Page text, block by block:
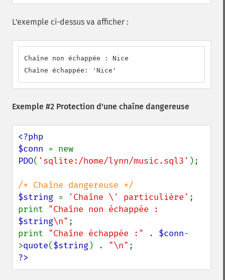
L'exemple ci-dessus va afficher :
Chaîne non échappée : Nice
Chaîne échappée: 'Nice'
Exemple #2 Protection d'une chaîne dangereuse
<?php
$conn
PDO( 'sqlite:/home/lynn/music.sql3' );
$string = 'Chaîne \' particulière' ;
print
$string\n" ;
print "Chaîne échappée :" . $conn-
>quote($string) . "\n"
?>